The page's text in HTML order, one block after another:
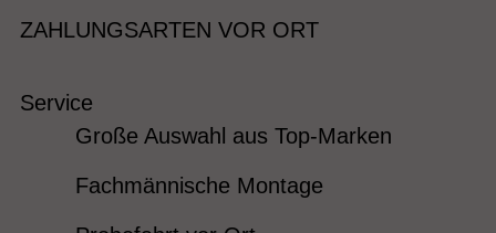
ZAHLUNGSARTEN VOR ORT
Service
Große Auswahl aus Top-Marken
Fachmännische Montage